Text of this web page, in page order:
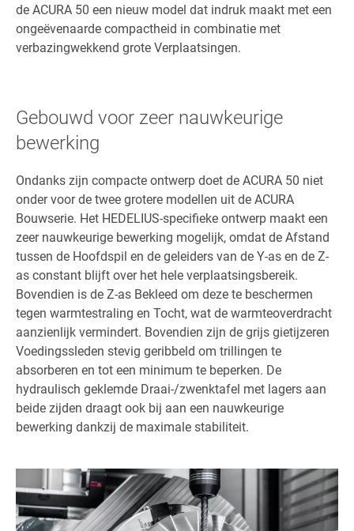
de ACURA 50 een nieuw model dat indruk maakt met een
ongeëvenaarde compactheid in combinatie met
verbazingwekkend grote Verplaatsingen.
Gebouwd voor zeer nauwkeurige
bewerking
Ondanks zijn compacte ontwerp doet de ACURA 50 niet
onder voor de twee grotere modellen uit de ACURA
Bouwserie. Het HEDELIUS-specifieke ontwerp maakt een
zeer nauwkeurige bewerking mogelijk, omdat de Afstand
tussen de Hoofdspil en de geleiders van de Y-as en de Z-
as constant blijft over het hele verplaatsingsbereik.
Bovendien is de Z-as Bekleed om deze te beschermen
tegen warmtestraling en Tocht, wat de warmteoverdracht
aanzienlijk vermindert. Bovendien zijn de grijs gietijzeren
Voedingssleden stevig geribbeld om trillingen te
absorberen en tot een minimum te beperken. De
hydraulisch geklemde Draai-/zwenktafel met lagers aan
beide zijden draagt ook bij aan een nauwkeurige
bewerking dankzij de maximale stabiliteit.